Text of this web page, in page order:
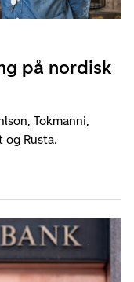
på nordisk
Tokmanni,
og Rusta.